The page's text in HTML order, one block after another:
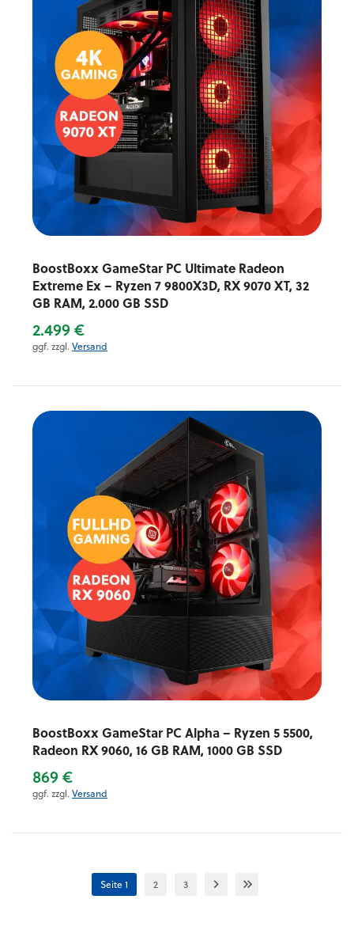
BoostBoxx GameStar PC Ultimate Radeon
Extreme Ex – Ryzen 7 9800X3D, RX 9070 XT, 32
GB RAM, 2.000 GB SSD
2.499 €
ggf. zzgl. Versand
BoostBoxx GameStar PC Alpha – Ryzen 5 5500,
Radeon RX 9060, 16 GB RAM, 1000 GB SSD
869 €
ggf. zzgl. Versand
Seite 1 2 3